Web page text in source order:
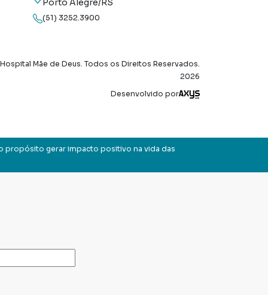
Porto Alegre/RS
(51) 3252.3900
Hospital Mãe de Deus. Todos os Direitos Reservados.
2026
Desenvolvido por
Axysweb
propósito gerar impacto positivo na vida das